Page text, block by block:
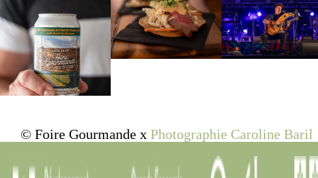
© Foire Gourmande x Photographie Caroline Baril